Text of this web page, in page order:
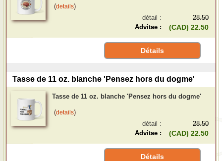
(details)
détail :
28.50
Advitae :
(CAD) 22.50
Détails
Tasse de 11 oz. blanche 'Pensez hors du dogme'
Tasse de 11 oz. blanche 'Pensez hors du dogme'
(details)
détail :
28.50
Advitae :
(CAD) 22.50
Détails